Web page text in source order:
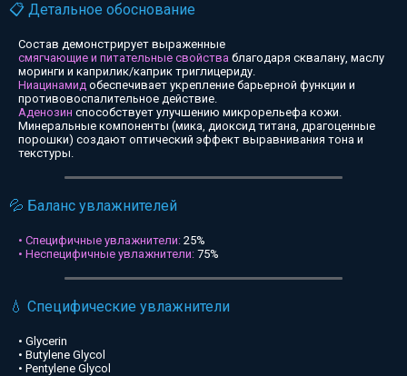
📋 Детальное обоснование
Состав демонстрирует выраженные
смягчающие и питательные свойства благодаря сквалану, маслу
моринги и каприлик/каприк триглицериду.
Ниацинамид обеспечивает укрепление барьерной функции и
противовоспалительное действие.
Аденозин способствует улучшению микрорельефа кожи.
Минеральные компоненты (мика, диоксид титана, драгоценные
порошки) создают оптический эффект выравнивания тона и
текстуры.
💦 Баланс увлажнителей
• Специфичные увлажнители: 25%
• Неспецифичные увлажнители: 75%
💧 Специфические увлажнители
• Glycerin
• Butylene Glycol
• Pentylene Glycol